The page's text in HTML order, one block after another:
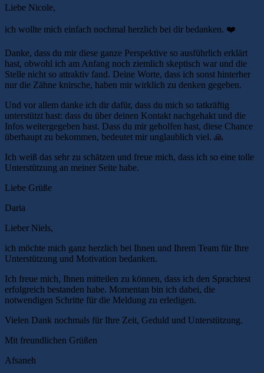
Liebe Nicole,
ich wollte mich einfach nochmal herzlich bei dir bedanken. ❤️
Danke, dass du mir diese ganze Perspektive so ausführlich erklärt
hast, obwohl ich am Anfang noch ziemlich skeptisch war und die
Stelle nicht so attraktiv fand. Deine Worte, dass ich sonst hinterher
nur die Zähne knirsche, haben mir wirklich zu denken gegeben.
Und vor allem danke ich dir dafür, dass du mich so tatkräftig
unterstützt hast: dass du über deinen Kontakt nachgehakt und die
Infos weitergegeben hast. Dass du mir geholfen hast, diese Chance
überhaupt zu bekommen, bedeutet mir unglaublich viel. 🙏
Ich weiß das sehr zu schätzen und freue mich, dass ich so eine tolle
Unterstützung an meiner Seite habe.
Liebe Grüße
Daria
Lieber Niels,
ich möchte mich ganz herzlich bei Ihnen und Ihrem Team für Ihre
Unterstützung und Motivation bedanken.
Ich freue mich, Ihnen mitteilen zu können, dass ich den Sprachtest
erfolgreich bestanden habe. Momentan bin ich dabei, die
notwendigen Schritte für die Meldung zu erledigen.
Vielen Dank nochmals für Ihre Zeit, Geduld und Unterstützung.
Mit freundlichen Grüßen
Afsaneh